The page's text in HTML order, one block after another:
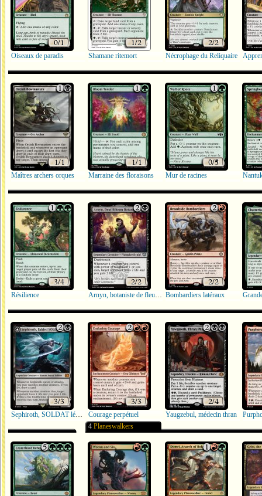
Oiseaux de paradis Shamane ritemort Nécrophage du Reliquaire
Maîtres archers orques Marraine des floraisons Mur de racines
Résilience Arnyn, botaniste de fleurs de mort Bombardiers latéraux
Sephiroth, SOLDAT légendaire Courage perpétuel
Yaugzebul, médecin thran
4 Planeswalkers